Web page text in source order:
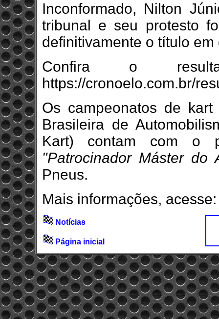
Inconformado, Nilton
tribunal e seu protesto
definitivamente o título em
Confira o
https://cronoelo.com.br/
Os campeonatos de
Brasileira de
Kart) contam com o
"Patrocinador Máster do
Pneus.
Mais informações,
Notícias
Página inicial